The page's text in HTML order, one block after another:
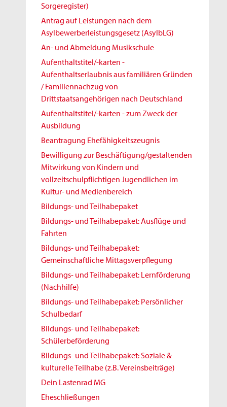
Sorgeregister)
Antrag auf Leistungen nach dem
Asylbewerberleistungsgesetz (AsylbLG)
An- und Abmeldung Musikschule
Aufenthaltstitel/-karten -
Aufenthaltserlaubnis aus familiären Gründen
/ Familiennachzug von
Drittstaatsangehörigen nach Deutschland
Aufenthaltstitel/-karten - zum Zweck der
Ausbildung
Beantragung Ehefähigkeitszeugnis
Bewilligung zur Beschäftigung/gestaltenden
Mitwirkung von Kindern und
vollzeitschulpflichtigen Jugendlichen im
Kultur- und Medienbereich
Bildungs- und Teilhabepaket
Bildungs- und Teilhabepaket: Ausflüge und
Fahrten
Bildungs- und Teilhabepaket:
Gemeinschaftliche Mittagsverpflegung
Bildungs- und Teilhabepaket: Lernförderung
(Nachhilfe)
Bildungs- und Teilhabepaket: Persönlicher
Schulbedarf
Bildungs- und Teilhabepaket:
Schülerbeförderung
Bildungs- und Teilhabepaket: Soziale &
kulturelle Teilhabe (z.B. Vereinsbeiträge)
Dein Lastenrad MG
Eheschließungen